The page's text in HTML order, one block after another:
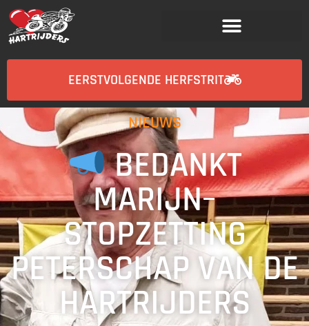
EERSTVOLGENDE HERFSTRIT
NIEUWS
BEDANKT
MARIJN–
STOPZETTING
PETERSCHAP VAN DE
HARTRIJDERS